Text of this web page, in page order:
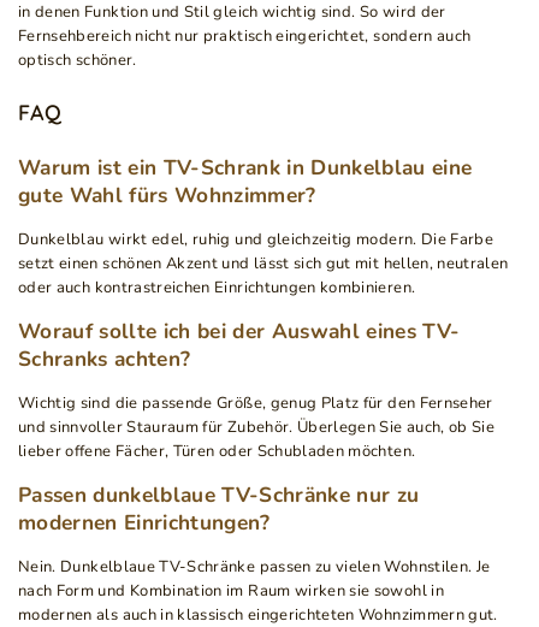
in denen Funktion und Stil gleich wichtig sind. So wird der
Fernsehbereich nicht nur praktisch eingerichtet, sondern auch
optisch schöner.
FAQ
Warum ist ein TV-Schrank in Dunkelblau eine
gute Wahl fürs Wohnzimmer?
Dunkelblau wirkt edel, ruhig und gleichzeitig modern. Die Farbe
setzt einen schönen Akzent und lässt sich gut mit hellen, neutralen
oder auch kontrastreichen Einrichtungen kombinieren.
Worauf sollte ich bei der Auswahl eines TV-
Schranks achten?
Wichtig sind die passende Größe, genug Platz für den Fernseher
und sinnvoller Stauraum für Zubehör. Überlegen Sie auch, ob Sie
lieber offene Fächer, Türen oder Schubladen möchten.
Passen dunkelblaue TV-Schränke nur zu
modernen Einrichtungen?
Nein. Dunkelblaue TV-Schränke passen zu vielen Wohnstilen. Je
nach Form und Kombination im Raum wirken sie sowohl in
modernen als auch in klassisch eingerichteten Wohnzimmern gut.